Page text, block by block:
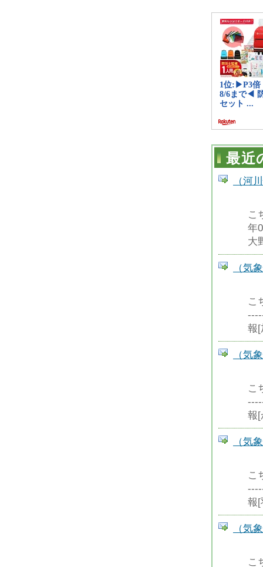
最近
（河
こ
年
大
（気
こ
報[
（気
こ
報[
（気
こ
報[
（気
こ